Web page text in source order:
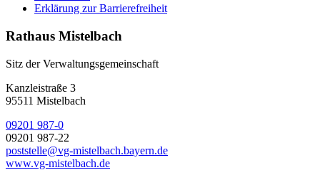
Erklärung zur Barrierefreiheit
Rathaus Mistelbach
Sitz der Verwaltungsgemeinschaft
Kanzleistraße 3
95511 Mistelbach
09201 987-0
09201 987-22
poststelle@vg-mistelbach.bayern.de
www.vg-mistelbach.de